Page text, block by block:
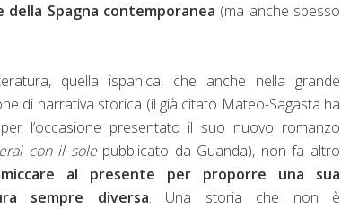
Spagna contemporanea (ma anche spesso
quella ispanica, che anche nella grande
di narrativa storica (il già citato Mateo-Sagasta ha
l’occasione presentato il suo nuovo romanzo
con il sole pubblicato da Guanda), non fa altro
al presente per proporre una sua
sempre diversa. Una storia che non è